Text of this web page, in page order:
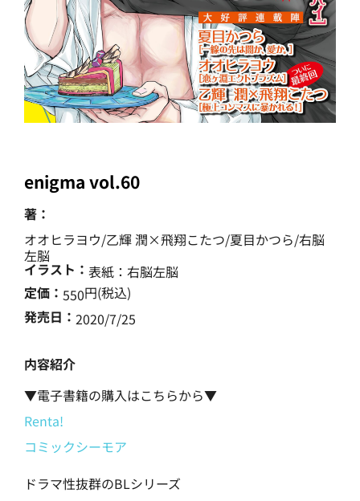
enigma vol.60
著：
オオヒラヨウ/乙輝 潤×飛翔こたつ/夏目かつら/右脳
左脳
イラスト： 表紙：右脳左脳
定価： 550円(税込)
発売日： 2020/7/25
内容紹介
▼電子書籍の購入はこちらから▼
Renta!
コミックシーモア
ドラマ性抜群のBLシリーズ